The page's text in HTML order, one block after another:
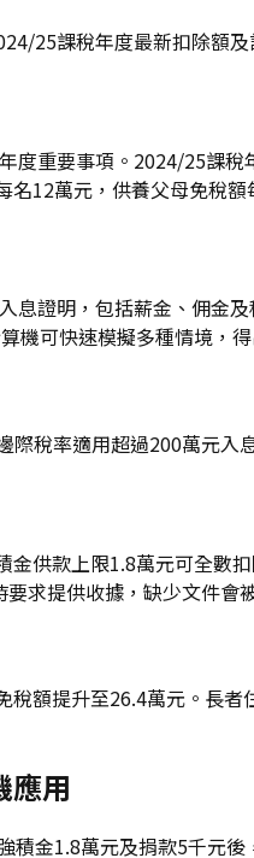
25課稅年度最新扣除額
度重要事項。2024/25課
名12萬元，供養父母免稅
息證明，包括薪金、佣金
機可快速模擬多種情境，
際稅率適用超過200萬元
金供款上限1.8萬元可全數
求提供收據，缺少文件會
稅額提升至26.4萬元。長
應用
積金1.8萬元及捐款5千元